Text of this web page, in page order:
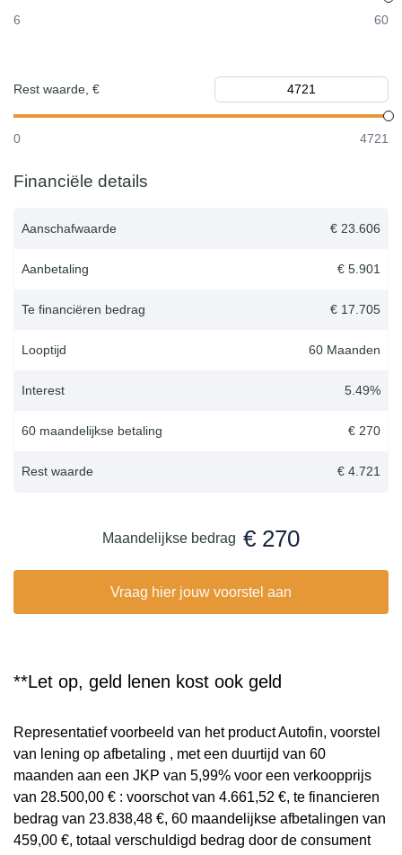
6 60
Rest waarde, €
0 4721
Financiële details
Aanschafwaarde € 23.606
Aanbetaling € 5.901
Te financiëren bedrag € 17.705
Looptijd 60 Maanden
Interest 5.49%
60 maandelijkse betaling € 270
Rest waarde € 4.721
Maandelijkse bedrag € 270
Vraag hier jouw voorstel aan
**Let op, geld lenen kost ook geld
Representatief voorbeeld van het product Autofin, voorstel
van lening op afbetaling , met een duurtijd van 60
maanden aan een JKP van 5,99% voor een verkoopprijs
van 28.500,00 € : voorschot van 4.661,52 €, te financieren
bedrag van 23.838,48 €, 60 maandelijkse afbetalingen van
459,00 €, totaal verschuldigd bedrag door de consument